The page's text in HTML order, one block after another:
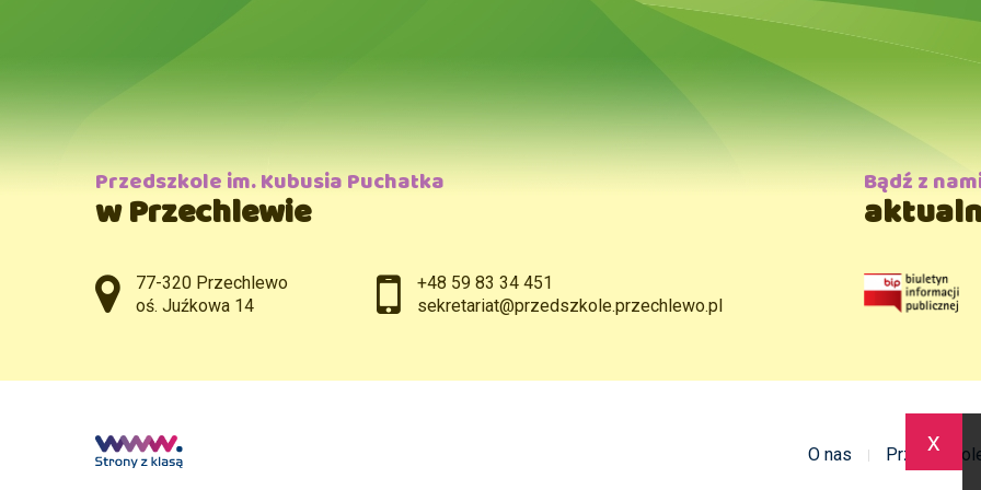
x
Przedszkole im. Kubusia Puchatka
w Przechlewie
Adres pocztowy:
77-320 Przechlewo
oś. Juźkowa 14
+48 59 83 34 451
sekretariat@przedszkole.przechlewo.pl
Bądź z
O nas